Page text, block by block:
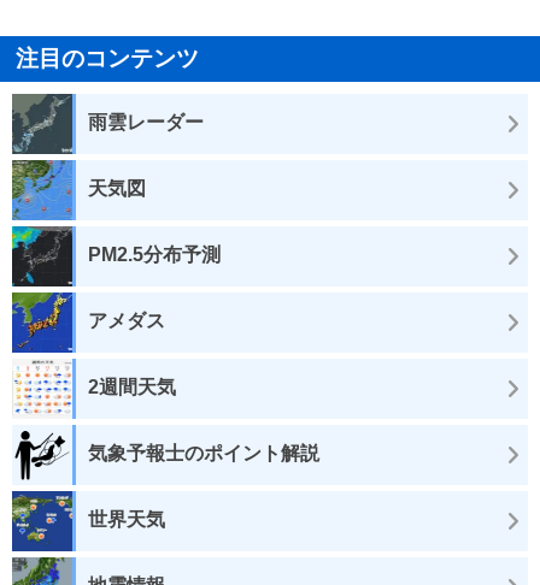
注目のコンテンツ
雨雲レーダー
天気図
PM2.5分布予測
アメダス
2週間天気
気象予報士のポイント解説
世界天気